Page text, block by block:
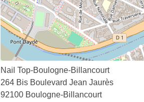
Nail Top-Boulogne-Billancourt
264 Bis Boulevard Jean Jaurès
92100 Boulogne-Billancourt